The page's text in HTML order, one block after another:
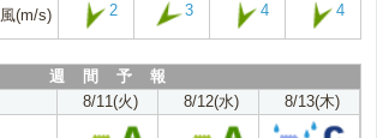
風(m/s) 2 3 4 4
週 間 予 報
8/11(火) 8/12(水) 8/13(木)